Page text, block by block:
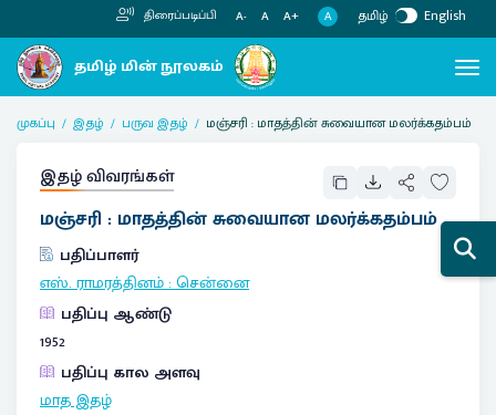
திரைப்படிப்பி A- A A+ A தமிழ் English
முகப்பு இதழ் பருவ இதழ் மஞ்சரி : மாதத்தின் சுவையான மலர்க்கதம்பம்
இதழ் விவரங்கள்
மஞ்சரி : மாதத்தின் சுவையான மலர்க்கதம்பம்
பதிப்பாளர்
எஸ். ராமரத்தினம்:சென்னை
பதிப்பு ஆண்டு
1952
பதிப்பு கால அளவு
மாத இதழ்